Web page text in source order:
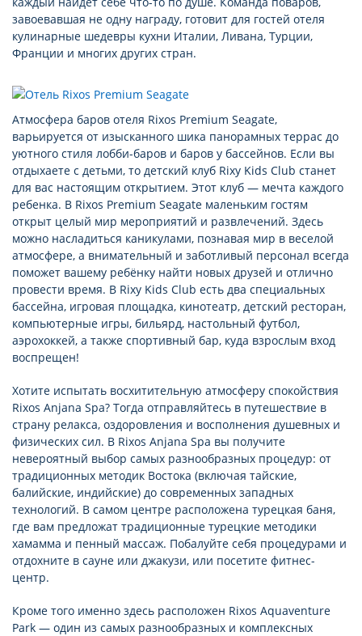
завоевавшая не одну награду, готовит для гостей отеля
кулинарные шедевры кухни Италии, Ливана, Турции,
Франции и многих других стран.
Атмосфера баров отеля Rixos Premium Seagate,
варьируется от изысканного шика панорамных террас до
уютного стиля лобби-баров и баров у бассейнов. Если вы
отдыхаете с детьми, то детский клуб Rixy Kids Club станет
для вас настоящим открытием. Этот клуб — мечта каждого
ребенка. В Rixos Premium Seagate маленьким гостям
открыт целый мир мероприятий и развлечений. Здесь
можно насладиться каникулами, познавая мир в веселой
атмосфере, а внимательный и заботливый персонал всегда
поможет вашему ребёнку найти новых друзей и отлично
провести время. В Rixy Kids Club есть два специальных
бассейна, игровая площадка, кинотеатр, детский ресторан,
компьютерные игры, бильярд, настольный футбол,
аэрохоккей, а также спортивный бар, куда взрослым вход
воспрещен!
Хотите испытать восхитительную атмосферу спокойствия
Rixos Anjana Spa? Тогда отправляйтесь в путешествие в
страну релакса, оздоровления и восполнения душевных и
физических сил. В Rixos Anjana Spa вы получите
невероятный выбор самых разнообразных процедур: от
традиционных методик Востока (включая тайские,
балийские, индийские) до современных западных
технологий. В самом центре расположена турецкая баня,
где вам предложат традиционные турецкие методики
хамамма и пенный массаж. Побалуйте себя процедурами и
отдохните в сауне или джакузи, или посетите фитнес-
центр.
Кроме того именно здесь расположен Rixos Aquaventure
Park — один из самых разнообразных и комплексных